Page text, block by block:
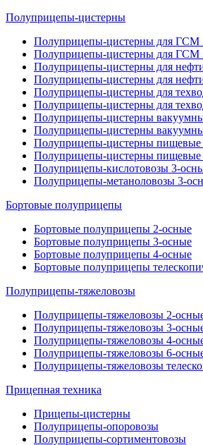
Полуприцепы-цистерны
Полуприцепы-цистерны для ГСМ
Полуприцепы-цистерны для ГСМ
Полуприцепы-цистерны для
Полуприцепы-цистерны для
Полуприцепы-цистерны для
Полуприцепы-цистерны для
Полуприцепы-цистерны
Полуприцепы-цистерны
Полуприцепы-цистерны пищевые
Полуприцепы-цистерны пищевые
Полуприцепы-кислотовозы 3-
Полуприцепы-метаноловозы 3-
Бортовые полуприцепы
Бортовые полуприцепы 2-осные
Бортовые полуприцепы 3-осные
Бортовые полуприцепы 4-осные
Бортовые полуприцепы
Полуприцепы-тяжеловозы
Полуприцепы-тяжеловозы 2-
Полуприцепы-тяжеловозы 3-
Полуприцепы-тяжеловозы 4-
Полуприцепы-тяжеловозы 6-
Полуприцепы-тяжеловозы
Прицепная техника
Прицепы-цистерны
Полуприцепы-опоровозы
Полуприцепы-сортиментовозы